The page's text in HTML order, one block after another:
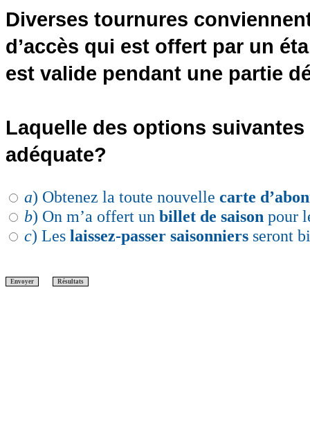
Diverses tournures
d’accès qui est offert par un
est valide pendant une partie
Laquelle des options
adéquate?
a) Obtenez la toute nouvelle carte
b) On m’a offert un billet de saison pour
c) Les laissez-passer saisonniers seront